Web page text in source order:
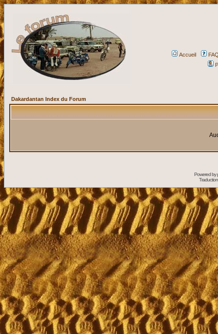
Accueil
Dakardantan Index du Forum
Powered by